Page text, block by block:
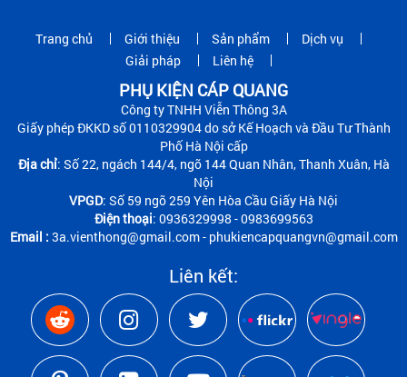
Trang chủ Giới thiệu Sản phẩm
Dịch vụ
Giải pháp
Liên hệ
PHỤ KIỆN CÁP QUANG
Công ty TNHH Viễn Thông 3A
Giấy phép ĐKKD số 0110329904 do sở Kế Hoạch và Đầu Tư Thành
Phố Hà Nội cấp
Địa chỉ: Số 22, ngách 144/4, ngõ 144 Quan Nhân, Thanh Xuân, Hà
Nội
VPGD: Số 59 ngõ 259 Yên Hòa Cầu Giấy Hà Nội
Điện thoại: 0936329998 - 0983699563
Email : 3a.vienthong@gmail.com - phukiencapquangvn@gmail.com
Liên kết: